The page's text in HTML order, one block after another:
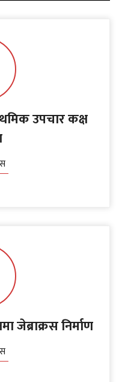
उपचार कक्ष
जेब्राक्रस निर्माण